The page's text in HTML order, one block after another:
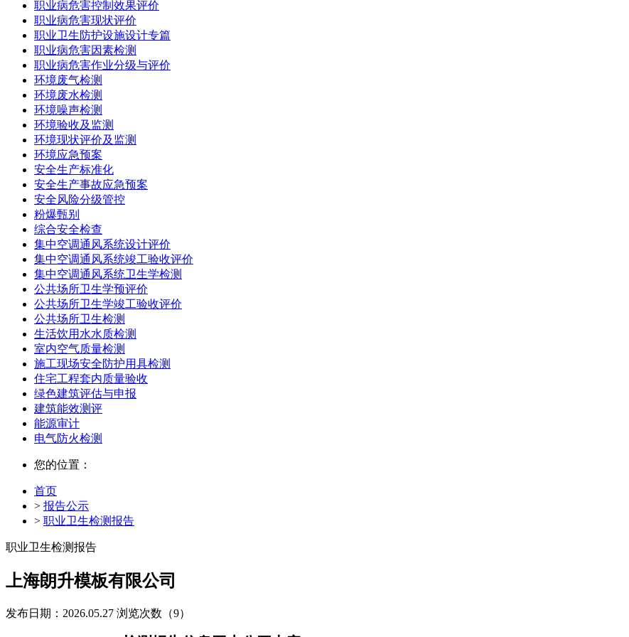
职业病危害控制效果评价
职业病危害现状评价
职业卫生防护设施设计专篇
职业病危害因素检测
职业病危害作业分级与评价
环境废气检测
环境废水检测
环境噪声检测
环境验收及监测
环境现状评价及监测
环境应急预案
安全生产标准化
安全生产事故应急预案
安全风险分级管控
粉爆甄别
综合安全检查
集中空调通风系统设计评价
集中空调通风系统竣工验收评价
集中空调通风系统卫生学检测
公共场所卫生学预评价
公共场所卫生学竣工验收评价
公共场所卫生检测
生活饮用水水质检测
室内空气质量检测
施工现场安全防护用具检测
住宅工程套内质量验收
绿色建筑评估与申报
建筑能效测评
能源审计
电气防火检测
您的位置：
首页
> 报告公示
> 职业卫生检测报告
职业卫生检测报告
上海朗升模板有限公司
发布日期：2026.05.27 浏览次数（9）